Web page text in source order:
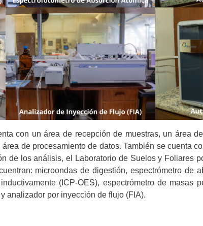
con un área de recepción de muestras, un área
de procesamiento de datos. También se cuenta
de los análisis, el Laboratorio de Suelos y Foliares
microondas de digestión, espectrómetro de
(ICP-OES), espectrómetro de masas
analizador por inyección de flujo (FIA).